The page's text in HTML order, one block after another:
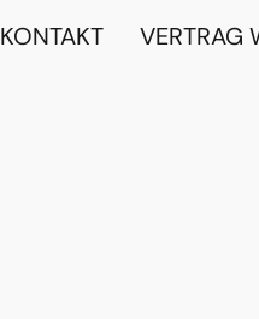
KONTAKT VERTRAG